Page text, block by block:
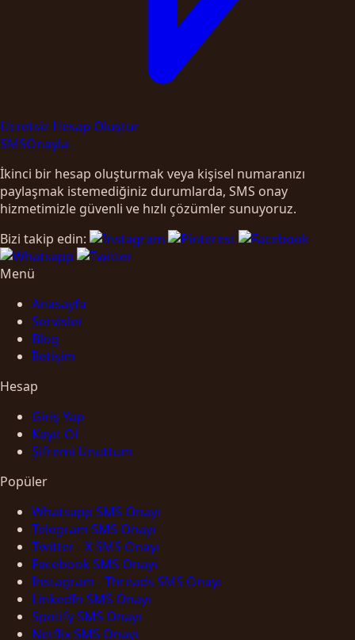
Ücretsiz Hesap Oluştur
SMSOnayla
İkinci bir hesap oluşturmak veya kişisel numaranızı
paylaşmak istemediğiniz durumlarda, SMS onay
hizmetimizle güvenli ve hızlı çözümler sunuyoruz.
Bizi takip edin:
Menü
Anasayfa
Servisler
Blog
İletişim
Hesap
Giriş Yap
Kayıt Ol
Şifremi Unuttum
Popüler
Whatsapp SMS Onayı
Telegram SMS Onayı
Twitter - X SMS Onayı
Facebook SMS Onayı
Instagram - Threads SMS Onayı
LinkedIn SMS Onayı
Spotify SMS Onayı
Netflix SMS Onayı